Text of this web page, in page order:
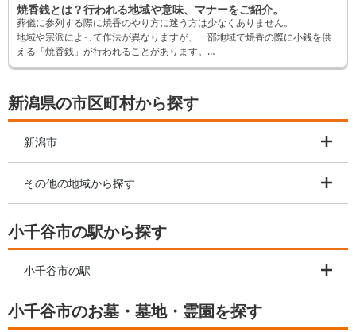
焼香銭とは？行われる地域や意味、マナーをご紹介。
葬儀に参列する際に焼香のやり方に迷う方は少なくありません。
地域や宗派によって作法が異なりますが、一部地域で焼香の際に小銭を供
える「焼香銭」が行われることがあります。
初めて目にする場合、どのように対応したらいいか戸惑うでしょう。
新潟県の市区町村から探す
新潟市
その他の地域から探す
小千谷市の駅から探す
小千谷市の駅
小千谷市のお墓・墓地・霊園を探す